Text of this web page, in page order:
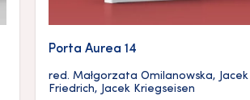
Porta Aurea 14
red. Małgorzata Omilanowska, Jacek
Friedrich, Jacek Kriegseisen